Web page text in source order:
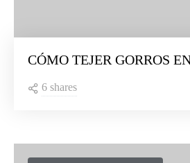
CÓMO TEJER GORROS
6 shares